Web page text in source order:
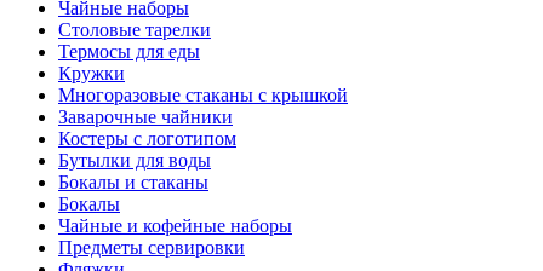
Чайные наборы
Столовые тарелки
Термосы для еды
Кружки
Многоразовые стаканы с крышкой
Заварочные чайники
Костеры с логотипом
Бутылки для воды
Бокалы и стаканы
Бокалы
Чайные и кофейные наборы
Предметы сервировки